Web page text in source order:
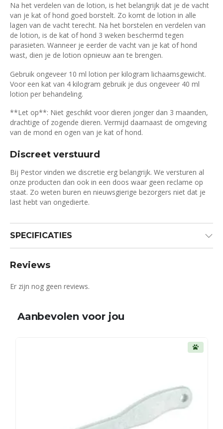
Na het verdelen van de lotion, is het belangrijk dat je de vacht
van je kat of hond goed borstelt. Zo komt de lotion in alle
lagen van de vacht terecht. Na het borstelen en verdelen van
de lotion, is de kat of hond 3 weken beschermd tegen
parasieten. Wanneer je eerder de vacht van je kat of hond
wast, dien je de lotion opnieuw aan te brengen.
Gebruik ongeveer 10 ml lotion per kilogram lichaamsgewicht.
Voor een kat van 4 kilogram gebruik je dus ongeveer 40 ml
lotion per behandeling.
**Let op**: Niet geschikt voor dieren jonger dan 3 maanden,
drachtige of zogende dieren. Vermijd daarnaast de omgeving
van de mond en ogen van je kat of hond.
Discreet verstuurd
Bij Pestor vinden we discretie erg belangrijk. We versturen al
onze producten dan ook in een doos waar geen reclame op
staat. Zo weten buren en nieuwsgierige bezorgers niet dat je
last hebt van ongedierte.
SPECIFICATIES
Reviews
Er zijn nog geen reviews.
Aanbevolen voor jou